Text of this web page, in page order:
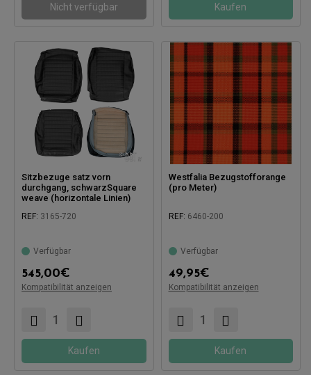
Nicht verfügbar Kaufen
Sitzbezuge satz vorn
durchgang, schwarzSquare
weave (horizontale Linien)
REF: 3165-720
Verfügbar
545,00€
Kompatibilität anzeigen
Kaufen
Westfalia Bezugstofforange
(pro Meter)
REF: 6460-200
Verfügbar
49,95€
Kompatibilität anzeigen
Kaufen